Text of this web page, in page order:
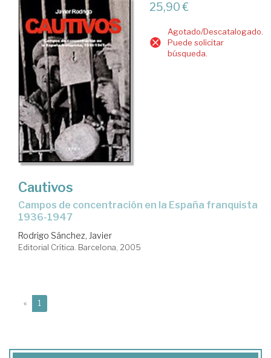
25,90 €
Agotado/Descatalogado.
Puede solicitar
búsqueda.
Cautivos
campos de concentración en la España franquista
1936-1947
Rodrigo Sánchez, Javier
Editorial Crítica. Barcelona, 2005
« 1